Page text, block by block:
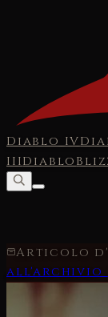
Diablo IV
IIIDiablo
Articolo
all'archivio